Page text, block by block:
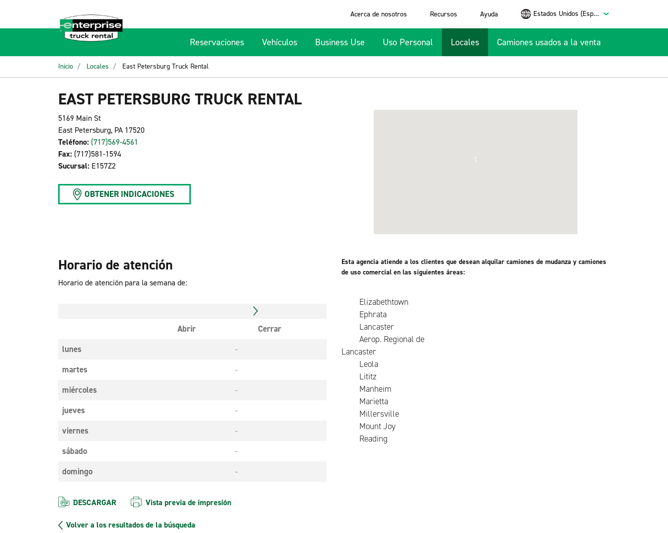
Acerca de nosotros Recursos Ayuda Estados Unidos (Español)
Reservaciones Vehículos Business Use Uso Personal Locales Camiones usados a la venta
Inicio Locales East Petersburg Truck Rental
EAST PETERSBURG TRUCK RENTAL
5169 Main St
East Petersburg, PA 17520
Teléfono: (717)569-4561
Fax: (717)581-1594
Sucursal: E157Z2
OBTENER INDICACIONES
1
Horario de atención
Horario de atención para la semana de:
Abrir
Cerrar
lunes
-
martes
-
miércoles
-
jueves
-
viernes
-
sábado
-
domingo
-
Esta agencia atiende a los clientes que desean alquilar camiones de mudanza y camiones
de uso comercial en las siguientes áreas:
Elizabethtown
Ephrata
Lancaster
Aerop. Regional de
Lancaster
Leola
Lititz
Manheim
Marietta
Millersville
Mount Joy
Reading
DESCARGAR Vista previa de impresión
Volver a los resultados de la búsqueda